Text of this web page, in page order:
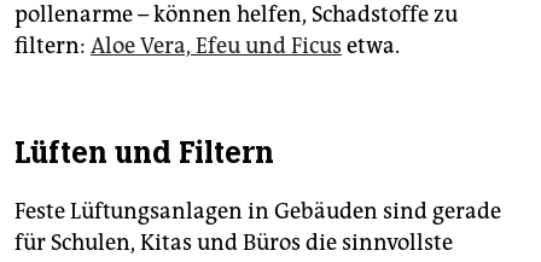
pollenarme – können helfen, Schadstoffe zu
filtern: Aloe Vera, Efeu und Ficus etwa.
Lüften und Filtern
Feste Lüftungsanlagen in Gebäuden sind gerade
für Schulen, Kitas und Büros die sinnvollste